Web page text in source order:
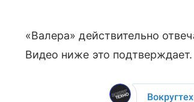
«Валера» действительно
Видео ниже это подтверждает.